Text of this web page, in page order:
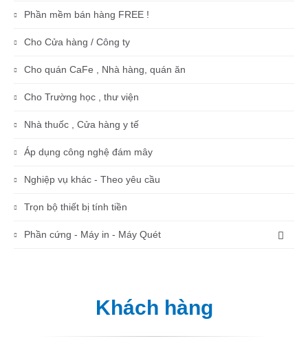
Phần mềm bán hàng FREE !
Cho Cửa hàng / Công ty
Cho quán CaFe , Nhà hàng, quán ăn
Cho Trường học , thư viện
Nhà thuốc , Cửa hàng y tế
Áp dụng công nghệ đám mây
Nghiệp vụ khác - Theo yêu cầu
Trọn bộ thiết bị tính tiền
Phần cứng - Máy in - Máy Quét
Khách hàng